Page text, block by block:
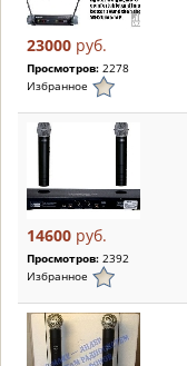
23000 руб.
Просмотров: 2278
Избранное
14600 руб.
Просмотров: 2392
Избранное